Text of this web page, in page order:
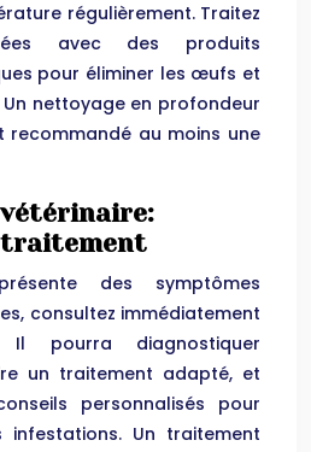
régulièrement. Traitez
avec des produits
pour éliminer les œufs et
nettoyage en profondeur
recommandé au moins une
des symptômes
consultez immédiatement
Il pourra diagnostiquer
un traitement adapté, et
personnalisés pour
infestations. Un traitement